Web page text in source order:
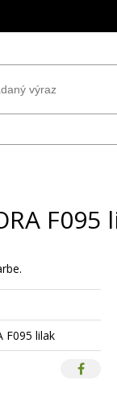
F095
F095 lilak